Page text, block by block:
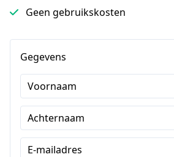
Geen gebruikskosten
Gegevens
Voornaam
Achternaam
E-mailadres